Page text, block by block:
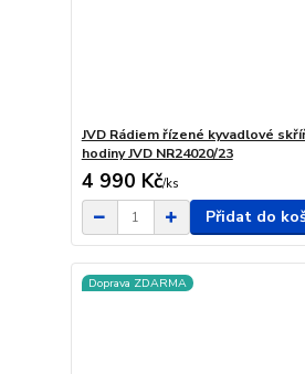
JVD Rádiem řízené kyvadlové
hodiny JVD NR24020/23
4 990 Kč/ks
Přidat do
Doprava ZDARMA